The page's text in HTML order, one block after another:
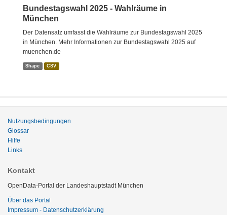
Bundestagswahl 2025 - Wahlräume in
München
Der Datensatz umfasst die Wahlräume zur Bundestagswahl 2025
in München. Mehr Informationen zur Bundestagswahl 2025 auf
muenchen.de
Shape CSV
Nutzungsbedingungen
Glossar
Hilfe
Links
Kontakt
OpenData-Portal der Landeshauptstadt München
Über das Portal
Impressum - Datenschutzerklärung